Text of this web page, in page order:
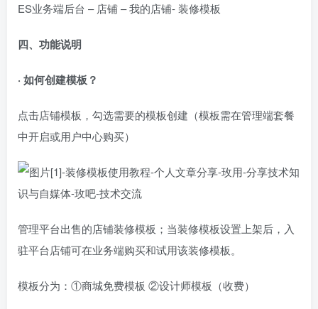
ES业务端后台 – 店铺 – 我的店铺- 装修模板
四、功能说明
· 如何创建模板？
点击店铺模板，勾选需要的模板创建（模板需在管理端套餐
中开启或用户中心购买）
管理平台出售的店铺装修模板；当装修模板设置上架后，入
驻平台店铺可在业务端购买和试用该装修模板。
模板分为：①商城免费模板 ②设计师模板（收费）